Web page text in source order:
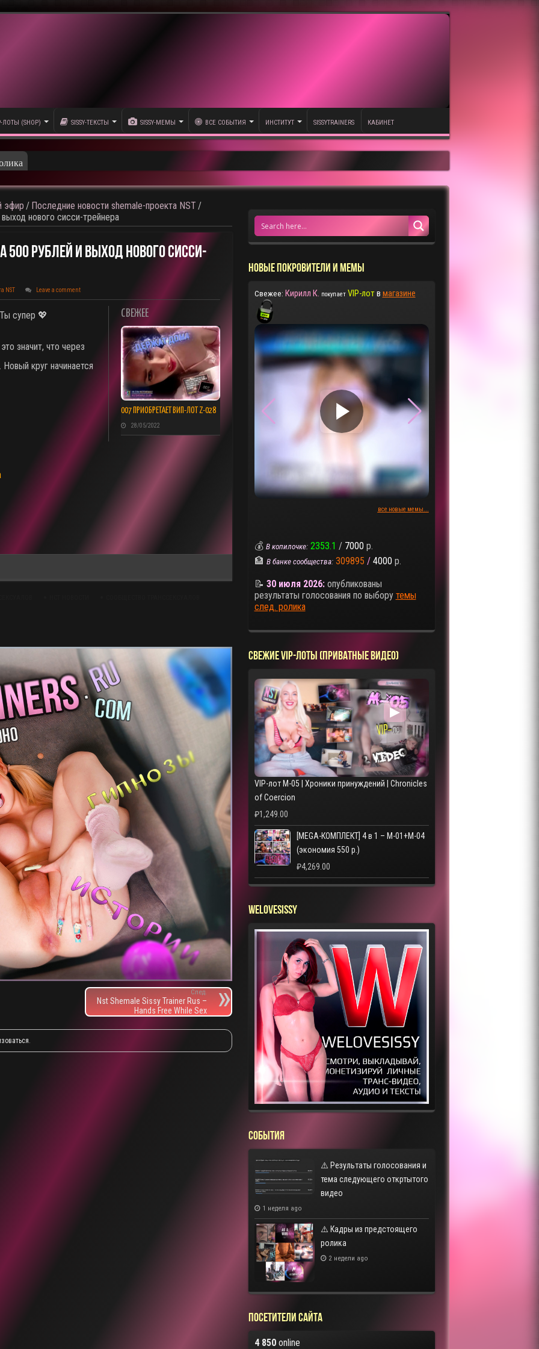
ЛОТЫ (SHOP) SISSY-ТЕКСТЫ SISSY-МЕМЫ ВСЕ СОБЫТИЯ ИНСТИТУТ SISSYTRAINERS КАБИНЕТ
эфир / Последние новости shemale-проекта NST /
нового сисси-трейнера
500 Рублей И Выход Нового Сисси-
NST Leave a comment
СВЕЖЕЕ
007 ПРИОБРЕТАЕТ ВИП-ЛОТ Z-028
28/05/2022
супер 💖
значит, что через
круг начинается
След.
Nst Shemale Sissy Trainer Rus –
Hands Free While Sex
НОВЫЕ ПОКРОВИТЕЛИ И МЕМЫ
Свежее: Кирилл К. покупает VIP-лотв магазине
▶
все новые мемы...
💰 В копилочке: 2353.1 / 7000 р.
🏦 В банке сообщества: 309895 / 4000 р.
📝 30 июля 2026:опубликованы
результаты голосования по выбору темы
след. ролика
СВЕЖИЕ VIP-ЛОТЫ (ПРИВАТНЫЕ ВИДЕО)
▶
VIP-лот M-05 | Хроники принуждений | Chronicles
of Coercion
₽1,249.00
[MEGA-КОМПЛЕКТ] 4 в 1 – M-01+M-04
(экономия 550 р.)
₽4,269.00
WELOVESISSY
СОБЫТИЯ
⚠️ Результаты голосования и
тема следующего откртытого
видео
1 неделя ago
⚠️ Кадры из предстоящего
ролика
2 недели ago
Посетители сайта
4 850online